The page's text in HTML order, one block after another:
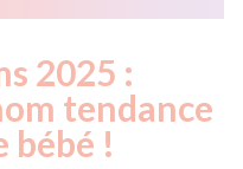
2025 :
tendance
bébé !